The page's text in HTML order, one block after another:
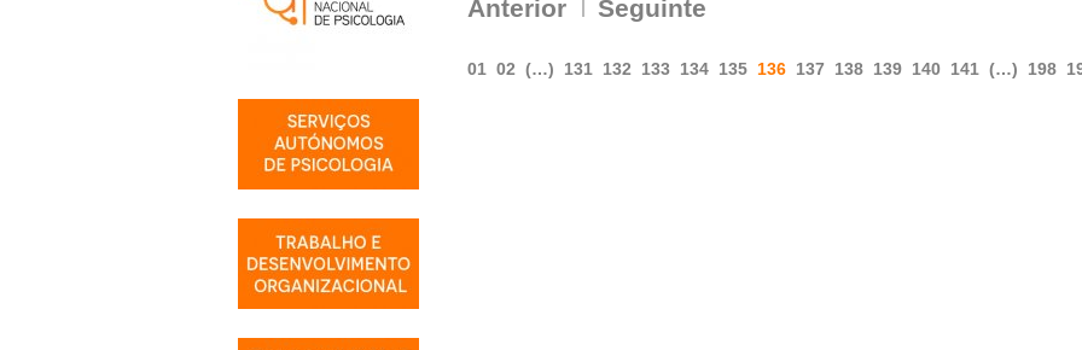
Anterior Seguinte
01 02 (…) 131 132 133 134 135 136 137 138 139 140 141 (…) 198